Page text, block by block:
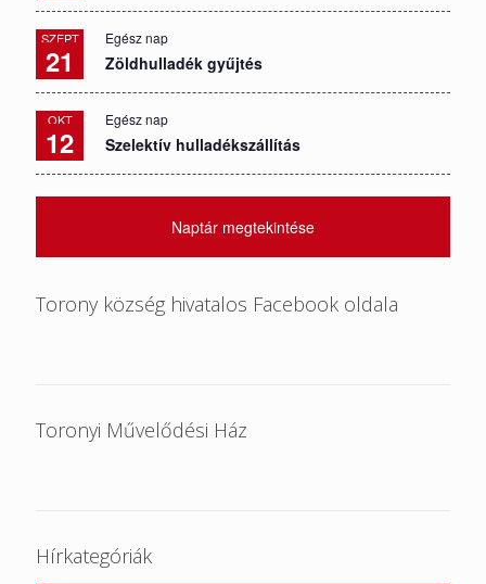
SZEPT
21
Egész nap
Zöldhulladék gyűjtés
OKT
12
Egész nap
Szelektív hulladékszállítás
Naptár megtekintése
Torony község hivatalos Facebook oldala
Toronyi Művelődési Ház
Hírkategóriák